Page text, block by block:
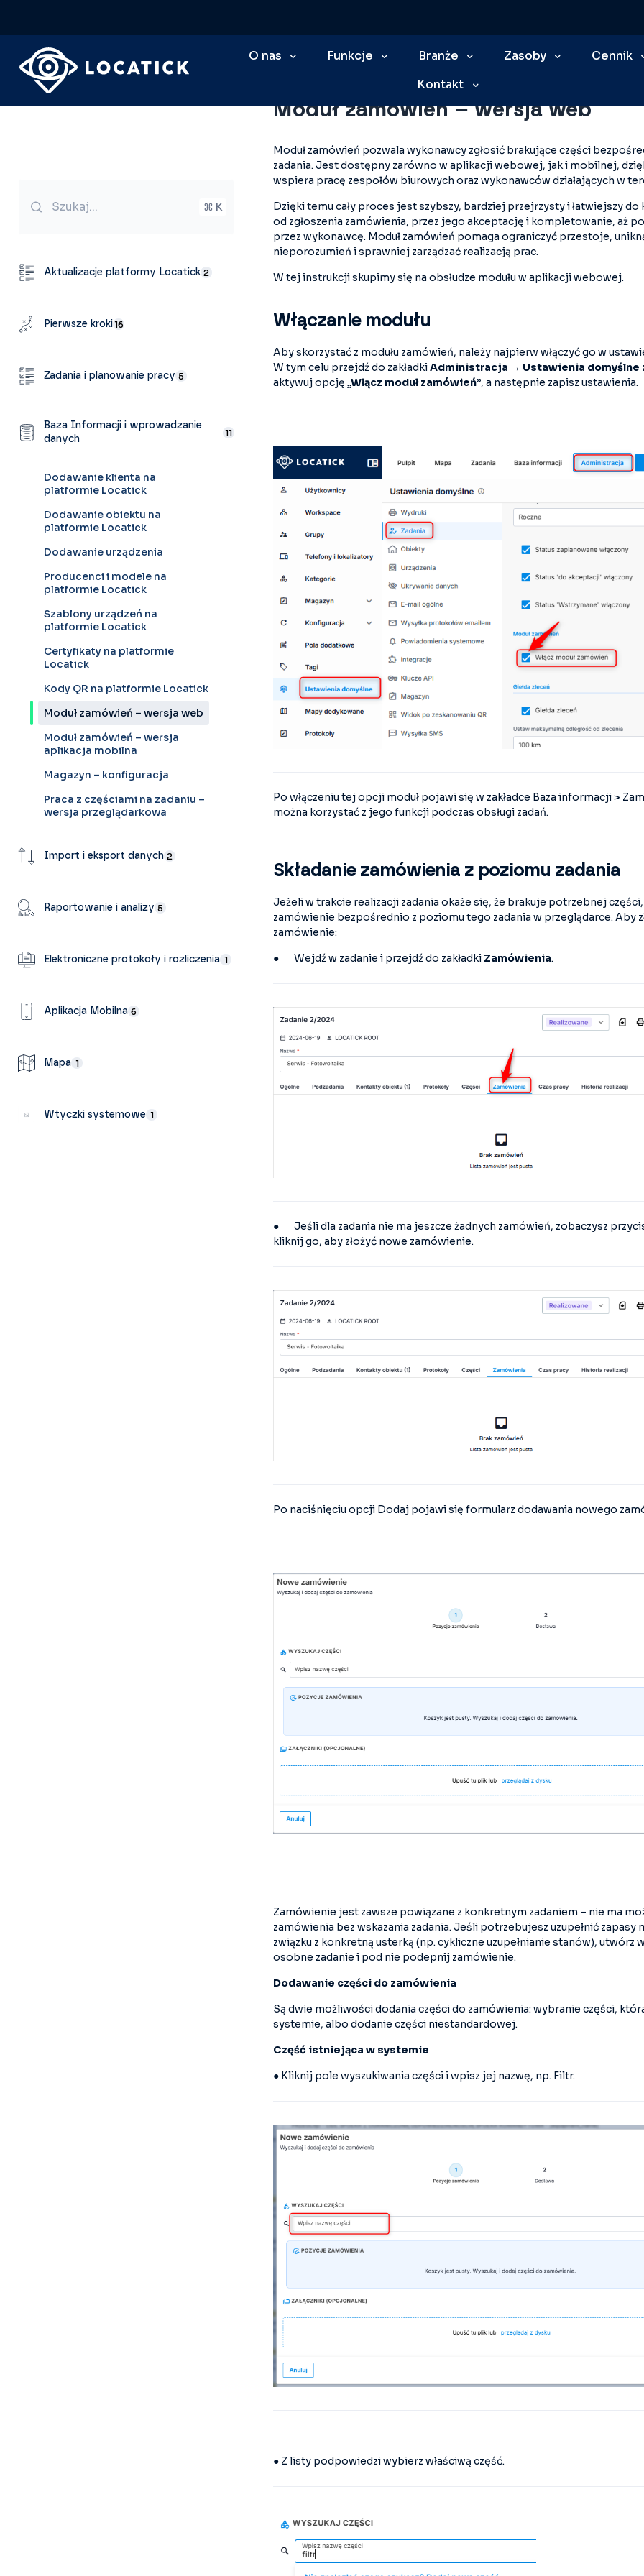
O nas Funkcje Branże Zasoby
Cennik
Kontakt
Szukaj... ⌘ K
Aktualizacje platformy Locatick 2
Pierwsze kroki16
Zadania i planowanie pracy 5
Baza Informacji i wprowadzanie
danych
11
Dodawanie klienta na
platformie Locatick
Dodawanie obiektu na
platformie Locatick
Dodawanie urządzenia
Producenci i modele na
platformie Locatick
Szablony urządzeń na
platformie Locatick
Certyfikaty na platformie
Locatick
Kody QR na platformie Locatick
Moduł zamówień – wersja web
Moduł zamówień – wersja
aplikacja mobilna
Magazyn – konfiguracja
Praca z częściami na zadaniu –
wersja przeglądarkowa
Import i eksport danych 2
Raportowanie i analizy 5
Elektroniczne protokoły i rozliczenia 1
Aplikacja Mobilna 6
Mapa 1
Wtyczki systemowe 1
Baza wiedzy Baza Informacji i wprowadzanie danych Moduł zamówień – wersja web
Moduł zamówień – wersja web
Moduł zamówień pozwala wykonawcy zgłosić brakujące części
zadania. Jest dostępny zarówno w aplikacji webowej, jak i mobilnej,
wspiera pracę zespołów biurowych oraz wykonawców działających w
Dzięki temu cały proces jest szybszy, bardziej przejrzysty i łatwiejszy
od zgłoszenia zamówienia, przez jego akceptację i kompletowanie, aż
przez wykonawcę. Moduł zamówień pomaga ograniczyć przestoje,
nieporozumień i sprawniej zarządzać realizacją prac.
W tej instrukcji skupimy się na obsłudze modułu w aplikacji webowej.
Włączanie modułu
Aby skorzystać z modułu zamówień, należy najpierw włączyć go w
W tym celu przejdź do zakładkiAdministracja → Ustawienia domyślne
aktywuj opcję „Włącz moduł zamówień”, a następnie zapisz ustawienia.
Po włączeniu tej opcji moduł pojawi się w zakładce Baza informacji >
można korzystać z jego funkcji podczas obsługi zadań.
Składanie zamówienia z poziomu zadania
Jeżeli w trakcie realizacji zadania okaże się, że brakuje potrzebnej części,
zamówienie bezpośrednio z poziomu tego zadania w przeglądarce. Aby
zamówienie:
● Wejdź w zadanie i przejdź do zakładki Zamówienia.
● Jeśli dla zadania nie ma jeszcze żadnych zamówień, zobaczysz
kliknij go, aby złożyć nowe zamówienie.
Po naciśnięciu opcji Dodaj pojawi się formularz dodawania nowego
Zamówienie jest zawsze powiązane z konkretnym zadaniem – nie ma
zamówienia bez wskazania zadania. Jeśli potrzebujesz uzupełnić zapasy
związku z konkretną usterką (np. cykliczne uzupełnianie stanów), utwórz
osobne zadanie i pod nie podepnij zamówienie.
Dodawanie części do zamówienia
Są dwie możliwości dodania części do zamówienia: wybranie części,
systemie, albo dodanie części niestandardowej.
Część istniejąca w systemie
● Kliknij pole wyszukiwania części i wpisz jej nazwę, np. Filtr.
● Z listy podpowiedzi wybierz właściwą część.